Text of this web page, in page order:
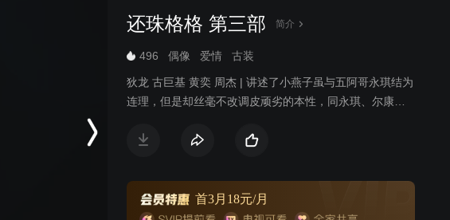
还珠格格 第三部 简介
496 偶像 爱情 古装
狄龙 古巨基 黄奕 周杰 | 讲述了小燕子虽与五阿哥永琪结为
连理，但是却丝毫不改调皮顽劣的本性，同永琪、尔康、
见面。在此过程中，小燕子渐渐弄清了自己的身世，由此
边，也使得小燕子和永琪之间产生了更大的裂痕。不久，
边疆发生战乱，尔康随军南下，他和紫薇也面临着生离死
首3月18元/月